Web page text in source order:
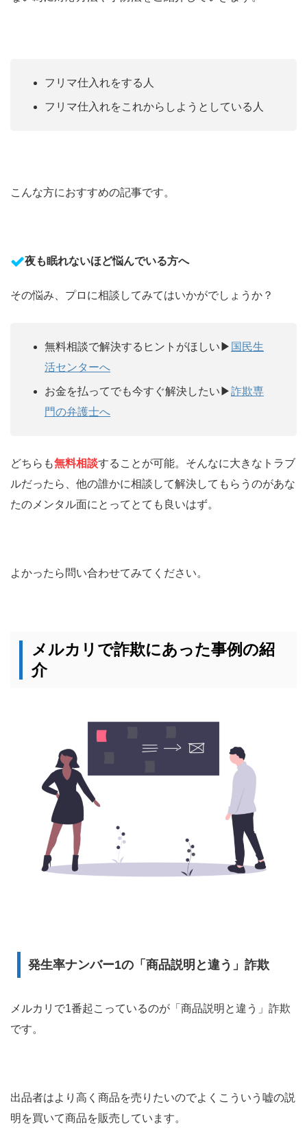
フリマ仕入れをする人
フリマ仕入れをこれからしようとしている人
こんな方におすすめの記事です。
夜も眠れないほど悩んでいる方へ
その悩み、プロに相談してみてはいかがでしょうか？
無料相談で解決するヒントがほしい▶︎ 国民生
活センターへ
お金を払ってでも今すぐ解決したい▶︎詐欺専
門の弁護士へ
どちらも無料相談することが可能。そんなに大きなトラブ
ルだったら、他の誰かに相談して解決してもらうのがあな
たのメンタル面にとってとても良いはず。
よかったら問い合わせてみてください。
メルカリで詐欺にあった事例の紹
介
発生率ナンバー1の「商品説明と違う」詐欺
メルカリで1番起こっているのが「商品説明と違う」詐欺
です。
出品者はより高く商品を売りたいのでよくこういう嘘の説
明を買いて商品を販売しています。